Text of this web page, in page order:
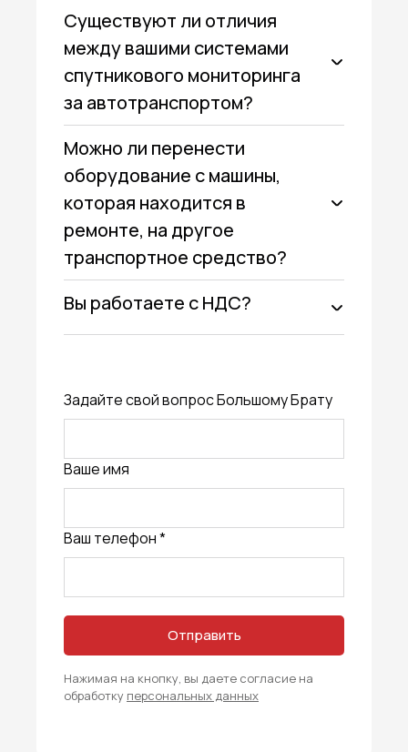
Существуют ли отличия
между вашими системами
спутникового мониторинга
за автотранспортом?
Можно ли перенести
оборудование с машины,
которая находится в
ремонте, на другое
транспортное средство?
Вы работаете с НДС?
Задайте свой вопрос Большому Брату
Ваше имя
Ваш телефон *
Отправить
Нажимая на кнопку, вы даете согласие на
обработку персональных данных